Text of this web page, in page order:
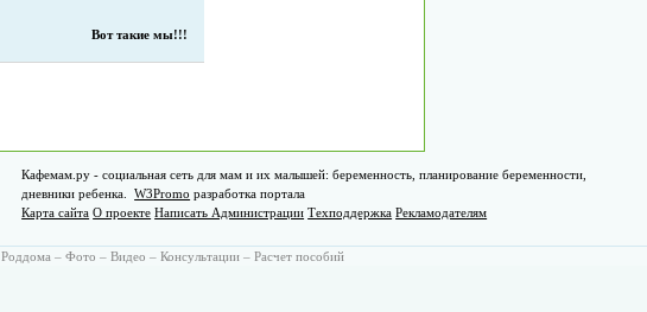
Вот такие мы!!!
Кафемам.ру - социальная сеть для мам и их малышей: беременность, планирование беременности,
дневники ребенка.W3Promo разработка портала
Карта сайта О проекте Написать Администрации Техподдержка Рекламодателям
Роддома – Фото – Видео – Консультации – Расчет пособий